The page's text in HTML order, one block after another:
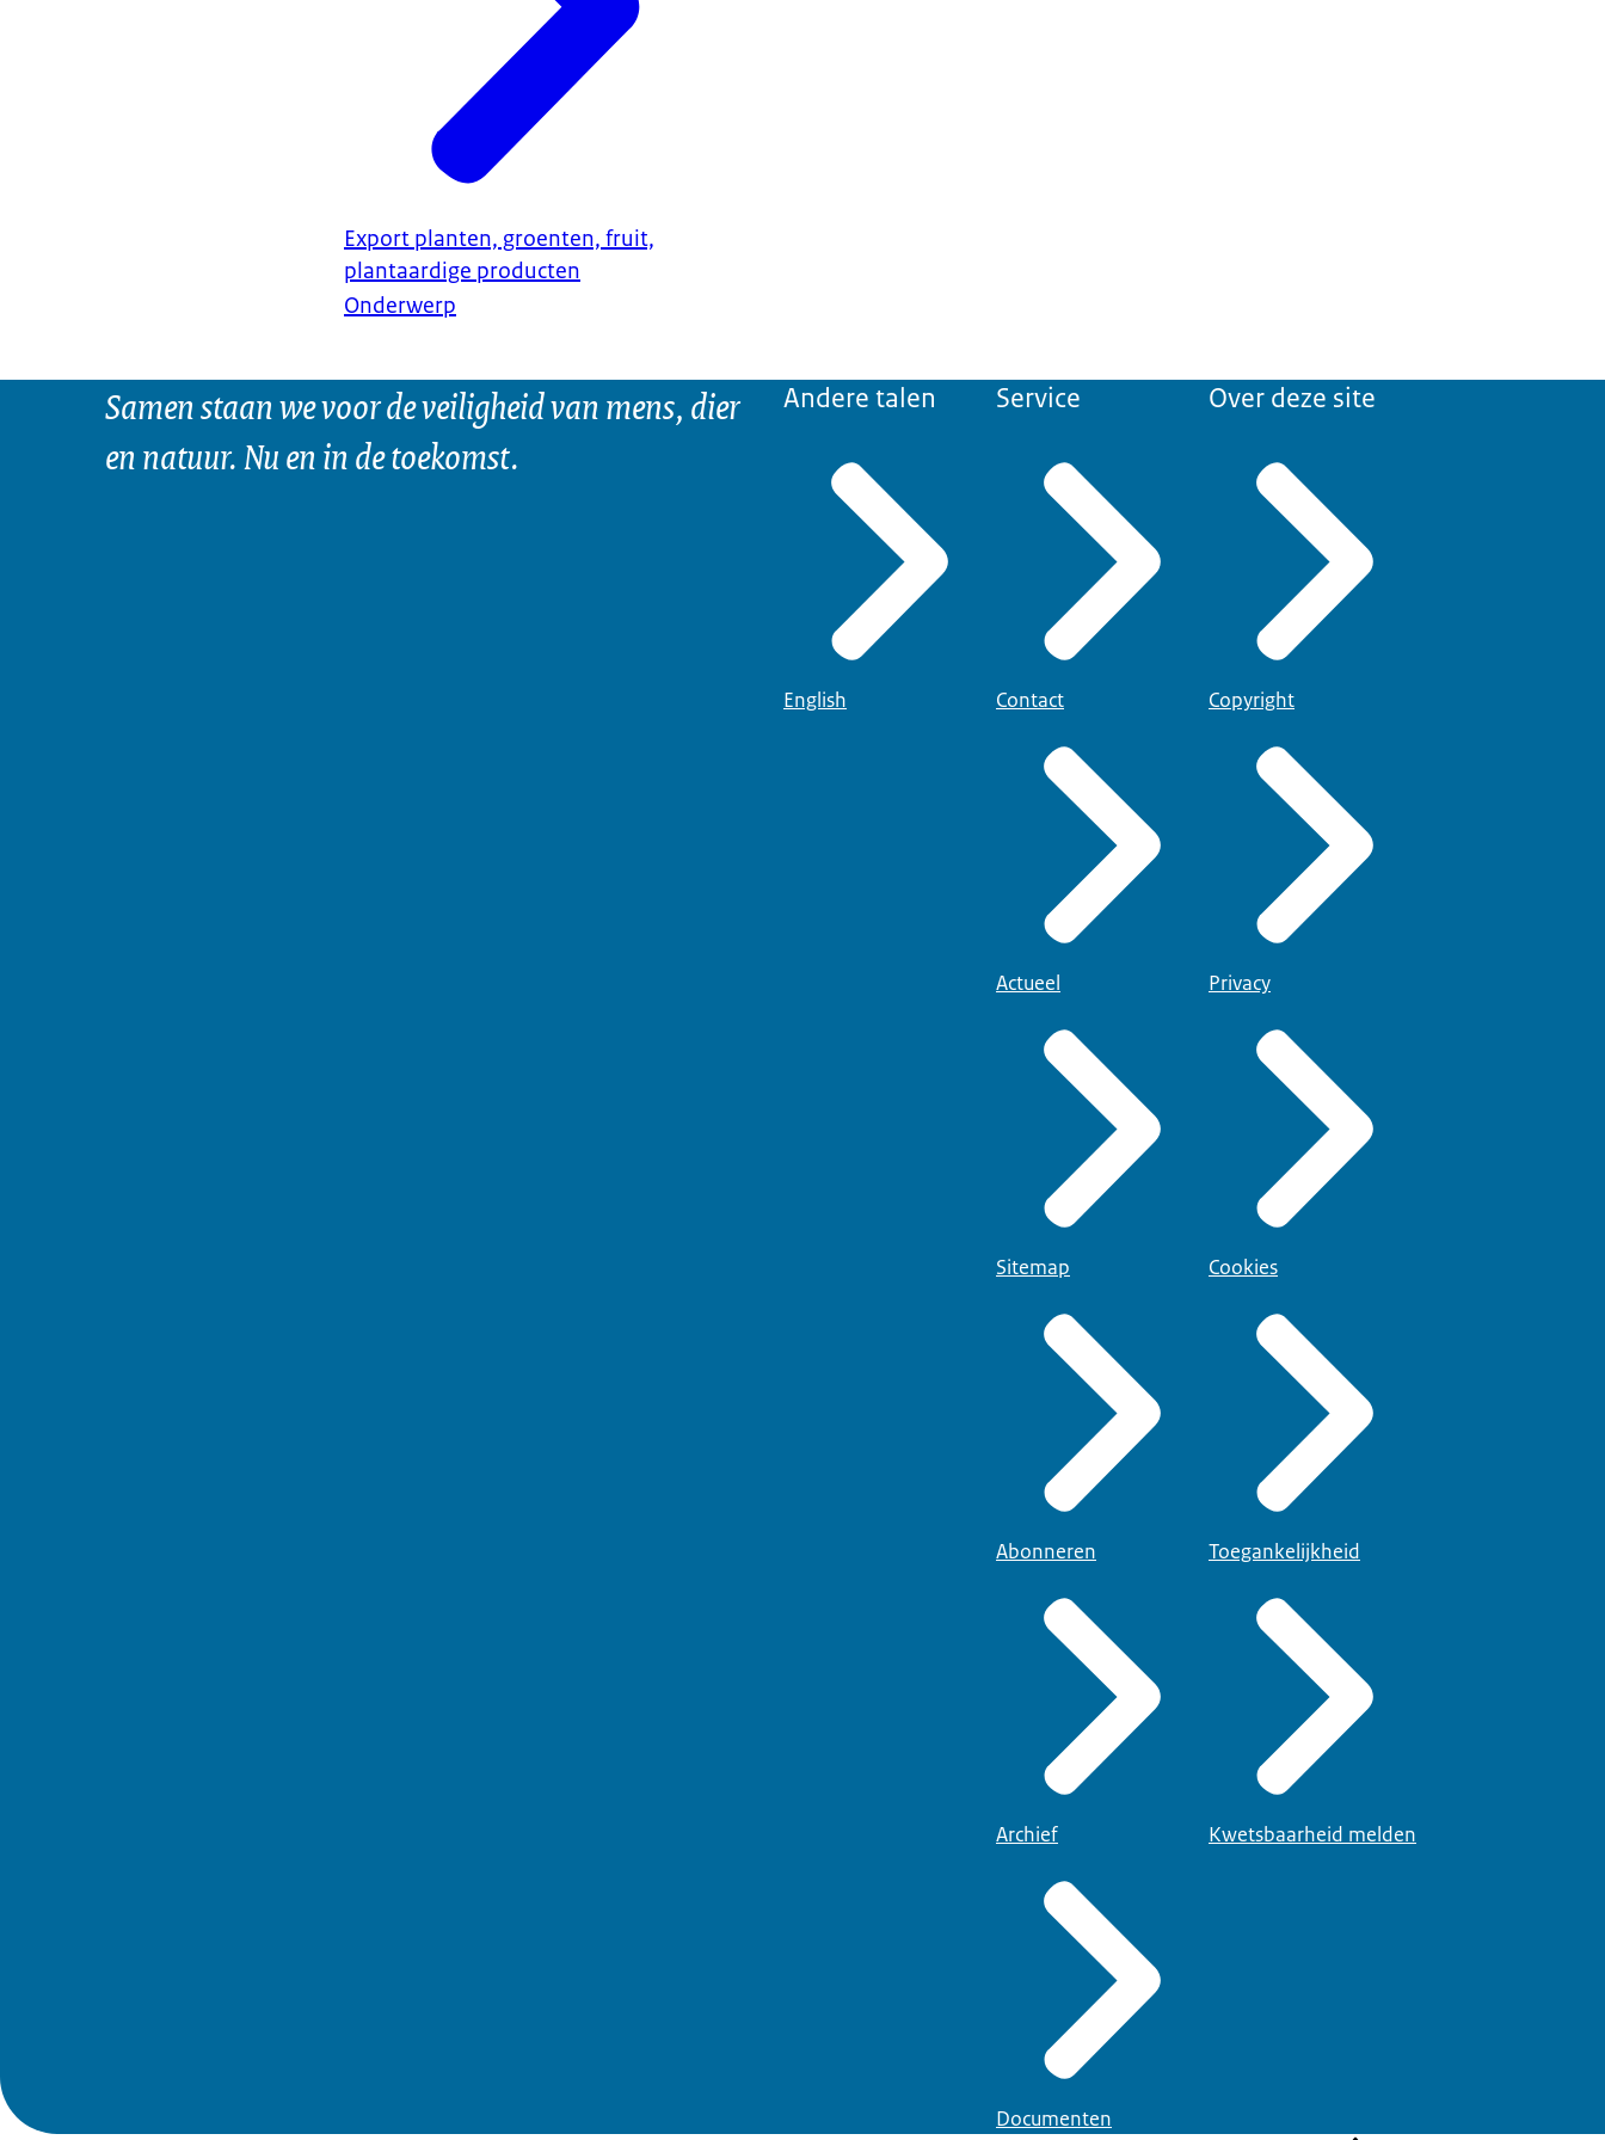
Export planten, groenten, fruit,
plantaardige producten
Onderwerp
Samen staan we voor de veiligheid van mens, dier
en natuur. Nu en in de toekomst.
Andere talen
English
Service
Contact
Actueel
Sitemap
Abonneren
Archief
Documenten
Over deze site
Copyright
Privacy
Cookies
Toegankelijkheid
Kwetsbaarheid melden